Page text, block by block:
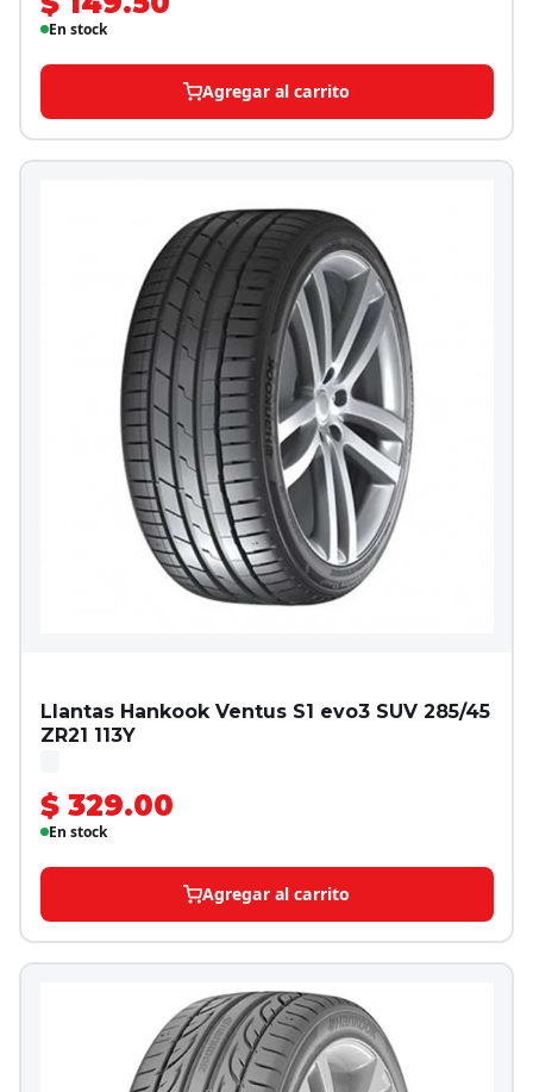
En stock
Agregar al carrito
Llantas Hankook Ventus S1 evo3 SUV 285/45
ZR21 113Y
$ 329.00
En stock
Agregar al carrito